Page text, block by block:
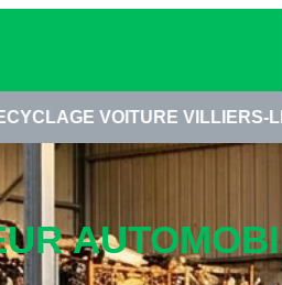
VILLIERS-LE-BEL •